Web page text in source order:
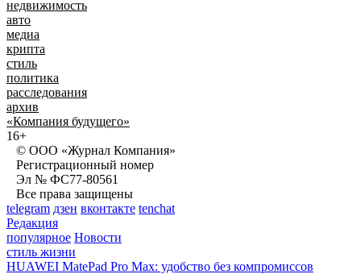
недвижимость
авто
медиа
крипта
стиль
политика
расследования
архив
«Компания будущего»
16+
© ООО «Журнал Компания»
Регистрационный номер
Эл № ФС77-80561
Все права защищены
telegram дзен вконтакте tenchat
Редакция
популярное Новости
стиль жизни
HUAWEI MatePad Pro Max: удобство без компромиссов